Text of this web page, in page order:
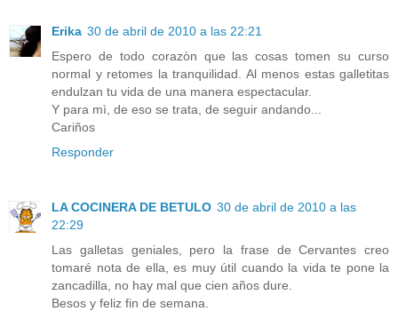
Erika 30 de abril de 2010 a las 22:21
Espero de todo corazòn que las cosas tomen su curso
normal y retomes la tranquilidad. Al menos estas galletitas
endulzan tu vida de una manera espectacular.
Y para mì, de eso se trata, de seguir andando...
Cariños
Responder
LA COCINERA DE BETULO 30 de abril de 2010 a las
22:29
Las galletas geniales, pero la frase de Cervantes creo
tomaré nota de ella, es muy útil cuando la vida te pone la
zancadilla, no hay mal que cien años dure.
Besos y feliz fin de semana.